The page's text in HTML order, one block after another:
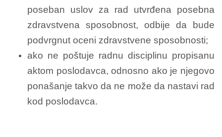
poseban uslov za rad utvrđena posebna
zdravstvena sposobnost, odbije da bude
podvrgnut oceni zdravstvene sposobnosti;
ako ne poštuje radnu disciplinu propisanu
aktom poslodavca, odnosno ako je njegovo
ponašanje takvo da ne može da nastavi rad
kod poslodavca.